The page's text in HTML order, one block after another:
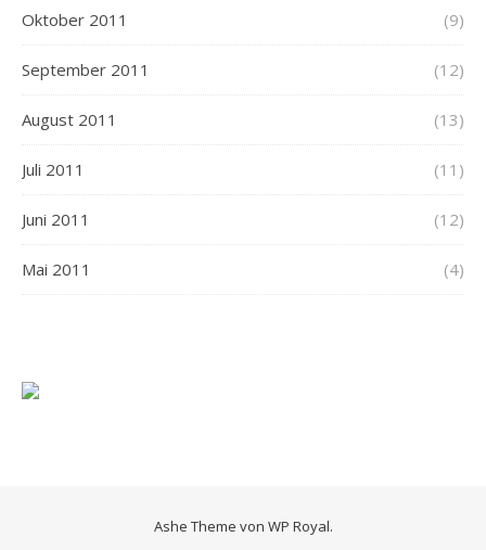
Oktober 2011 (9)
September 2011 (12)
August 2011 (13)
Juli 2011 (11)
Juni 2011 (12)
Mai 2011 (4)
Ashe Theme von WP Royal.